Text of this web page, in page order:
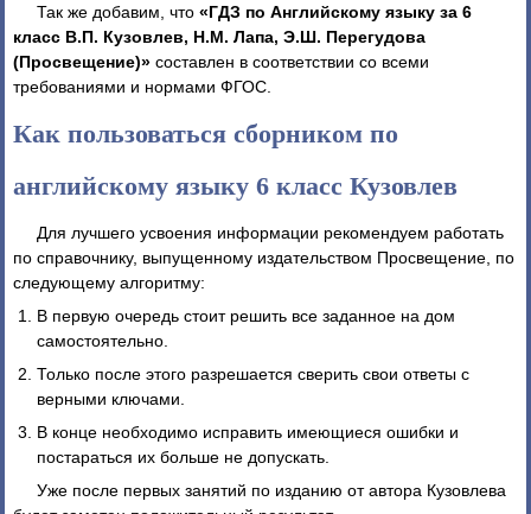
Так же добавим, что «ГДЗ по Английскому языку за 6
класс В.П. Кузовлев, Н.М. Лапа, Э.Ш. Перегудова
(Просвещение)» составлен в соответствии со всеми
требованиями и нормами ФГОС.
Как пользоваться сборником по
английскому языку 6 класс Кузовлев
Для лучшего усвоения информации рекомендуем работать
по справочнику, выпущенному издательством Просвещение, по
следующему алгоритму:
В первую очередь стоит решить все заданное на дом
самостоятельно.
Только после этого разрешается сверить свои ответы с
верными ключами.
В конце необходимо исправить имеющиеся ошибки и
постараться их больше не допускать.
Уже после первых занятий по изданию от автора Кузовлева